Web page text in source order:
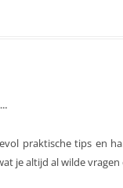
praktische tips en
je altijd al wilde